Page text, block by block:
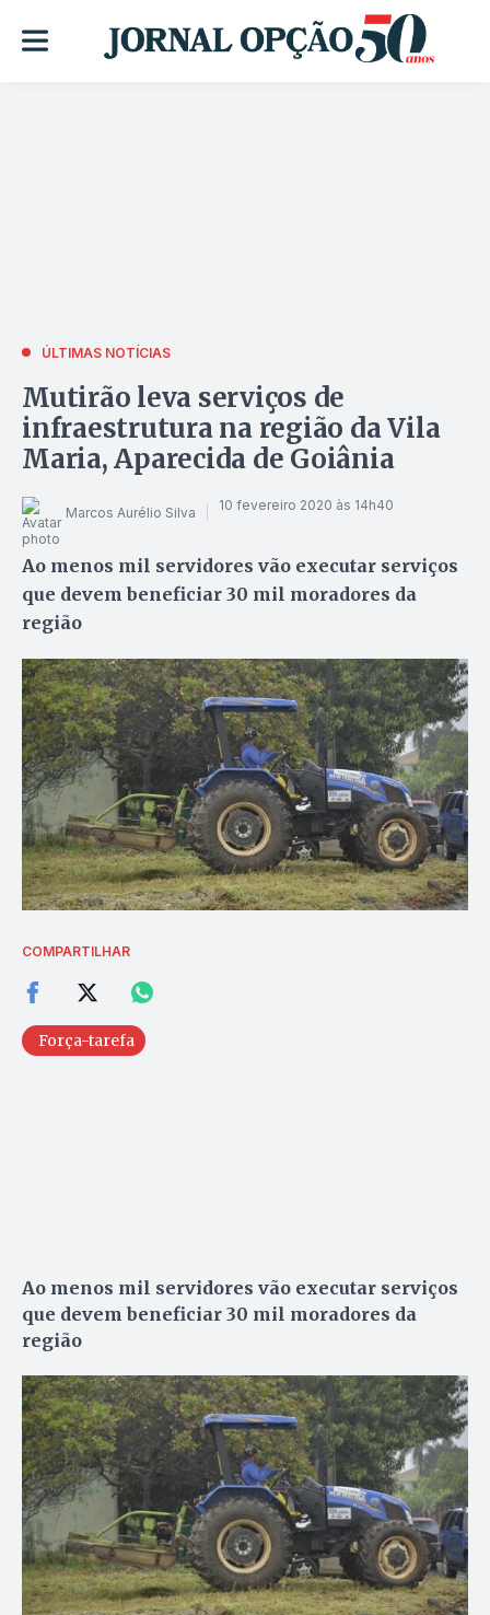
ÚLTIMAS NOTÍCIAS
Mutirão leva serviços de
infraestrutura na região da Vila
Maria, Aparecida de Goiânia
Marcos Aurélio Silva 10 fevereiro 2020 às 14h40
Ao menos mil servidores vão executar serviços
que devem beneficiar 30 mil moradores da
região
COMPARTILHAR
Força-tarefa
Ao menos mil servidores vão executar serviços
que devem beneficiar 30 mil moradores da
região